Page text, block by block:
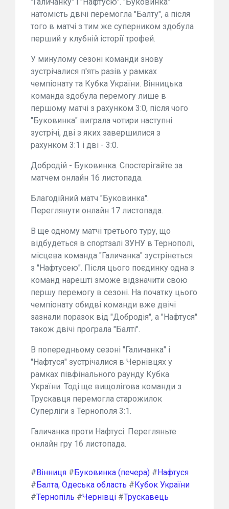
натомість двічі перемогла "Балту", а після
того в матчі з тим же суперником здобула
перший у клубній історії трофей.
У минулому сезоні команди знову
зустрічалися п'ять разів у рамках
чемпіонату та Кубка України. Вінницька
команда здобула перемогу лише в
першому матчі з рахунком 3:0, після чого
"Буковинка" виграла чотири наступні
зустрічі, дві з яких завершилися з
рахунком 3:1 і дві - 3:0.
Добродій - Буковинка. Спостерігайте за
матчем онлайн 16 листопада.
Благодійний матч "Буковинка".
Переглянути онлайн 17 листопада.
В ще одному матчі третього туру, що
відбудеться в спортзалі ЗУНУ в Тернополі,
місцева команда "Галичанка" зустрінеться
з "Нафтусею". Після цього поєдинку одна з
команд нарешті зможе відзначити свою
першу перемогу в сезоні. На початку цього
чемпіонату обидві команди вже двічі
зазнали поразок від "Добродія", а "Нафтуся"
також двічі програла "Балті".
В попередньому сезоні "Галичанка" і
"Нафтуся" зустрічалися в Чернівцях у
рамках півфінального раунду Кубка
України. Тоді ще вищолігова команди з
Трускавця перемогла старожилок
Суперліги з Тернополя 3:1.
Галичанка проти Нафтусі. Перегляньте
онлайн гру 16 листопада.
#Вінниця #Буковинка (печера) #Нафтуся
#Балта, Одеська область #Кубок України
#Тернопіль #Чернівці #Трускавець